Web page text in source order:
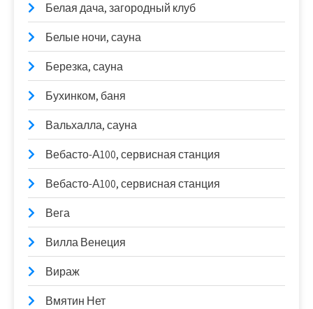
Белая дача, загородный клуб
Белые ночи, сауна
Березка, сауна
Бухинком, баня
Вальхалла, сауна
Вебасто-А100, сервисная станция
Вебасто-А100, сервисная станция
Вега
Вилла Венеция
Вираж
Вмятин Нет